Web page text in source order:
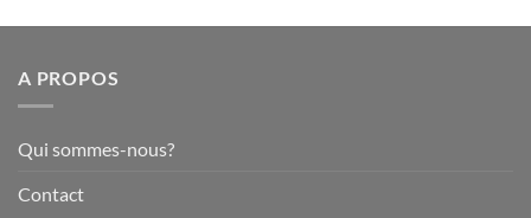
27,90€
A PROPOS
Qui sommes-nous?
Contact